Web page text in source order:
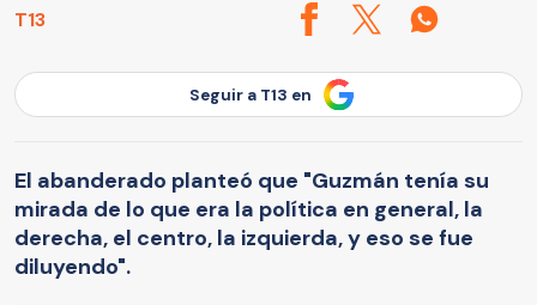
T13
Seguir a T13 en
El abanderado planteó que "Guzmán tenía su
mirada de lo que era la política en general, la
derecha, el centro, la izquierda, y eso se fue
diluyendo".